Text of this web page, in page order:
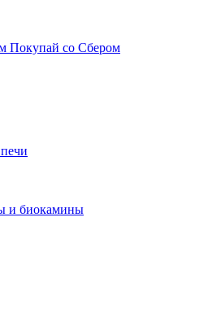
Покупай со Сбером
и биокамины